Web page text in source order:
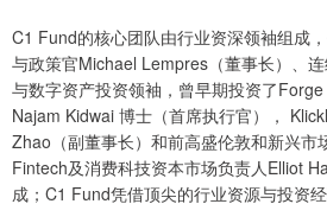
C1 Fund的核心团队由行业资深领袖组成
与政策官Michael Lempres（董事长）、
与数字资产投资领袖，曾早期投资了
Najam Kidwai 博士（首席执行官），
Zhao（副董事长）和前高盛伦敦和新兴市
Fintech及消费科技资本市场负责人Elliot
成；C1 Fund凭借顶尖的行业资源与投资